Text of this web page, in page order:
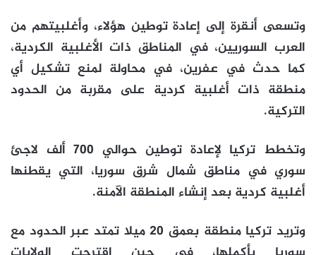
وتسعى أنقرة إلى إعادة توطين هؤلاء، وأغلبيتهم من
العرب السوريين، في المناطق ذات الأغلبية الكردية،
كما حدث في عفرين، في محاولة لمنع تشكيل أي
منطقة ذات أغلبية كردية على مقربة من الحدود
التركية.
وتخطط تركيا لإعادة توطين حوالي 700 ألف لاجئ
سوري في مناطق شمال شرق سوريا، التي يقطنها
أغلبية كردية بعد إنشاء المنطقة الآمنة.
وتريد تركيا منطقة بعمق 20 ميلا تمتد عبر الحدود مع